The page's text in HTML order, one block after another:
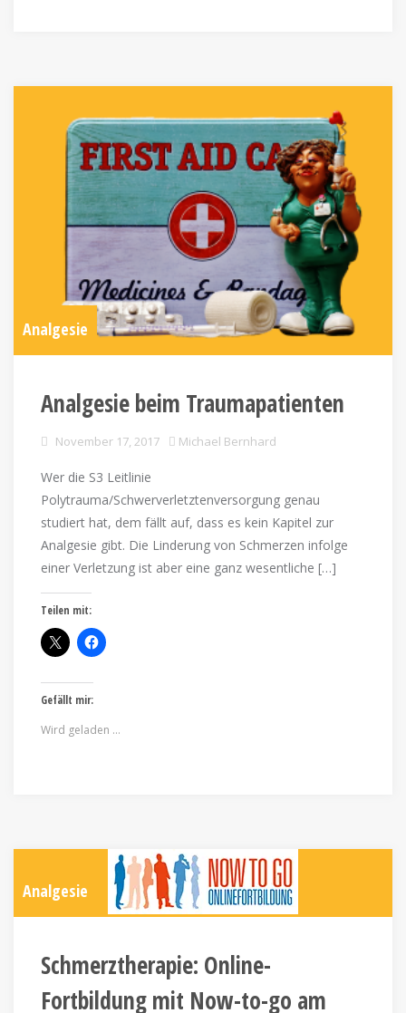
Analgesie
Analgesie beim Traumapatienten
November 17, 2017 Michael Bernhard
Wer die S3 Leitlinie
Polytrauma/Schwerverletztenversorgung genau
studiert hat, dem fällt auf, dass es kein Kapitel zur
Analgesie gibt. Die Linderung von Schmerzen infolge
einer Verletzung ist aber eine ganz wesentliche […]
Teilen mit:
Gefällt mir:
Wird geladen …
Analgesie
Schmerztherapie: Online-
Fortbildung mit Now-to-go am